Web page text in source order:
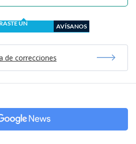
UN
AVÍSANOS
de correcciones